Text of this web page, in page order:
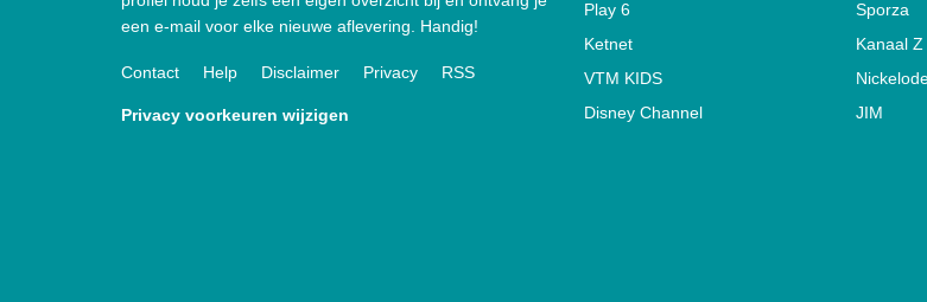
een e-mail voor elke nieuwe aflevering. Handig!
Contact Help Disclaimer Privacy RSS
Privacy voorkeuren wijzigen
Play 6
Sporza
Ketnet
Kanaal Z
VTM KIDS
Disney Channel
JIM